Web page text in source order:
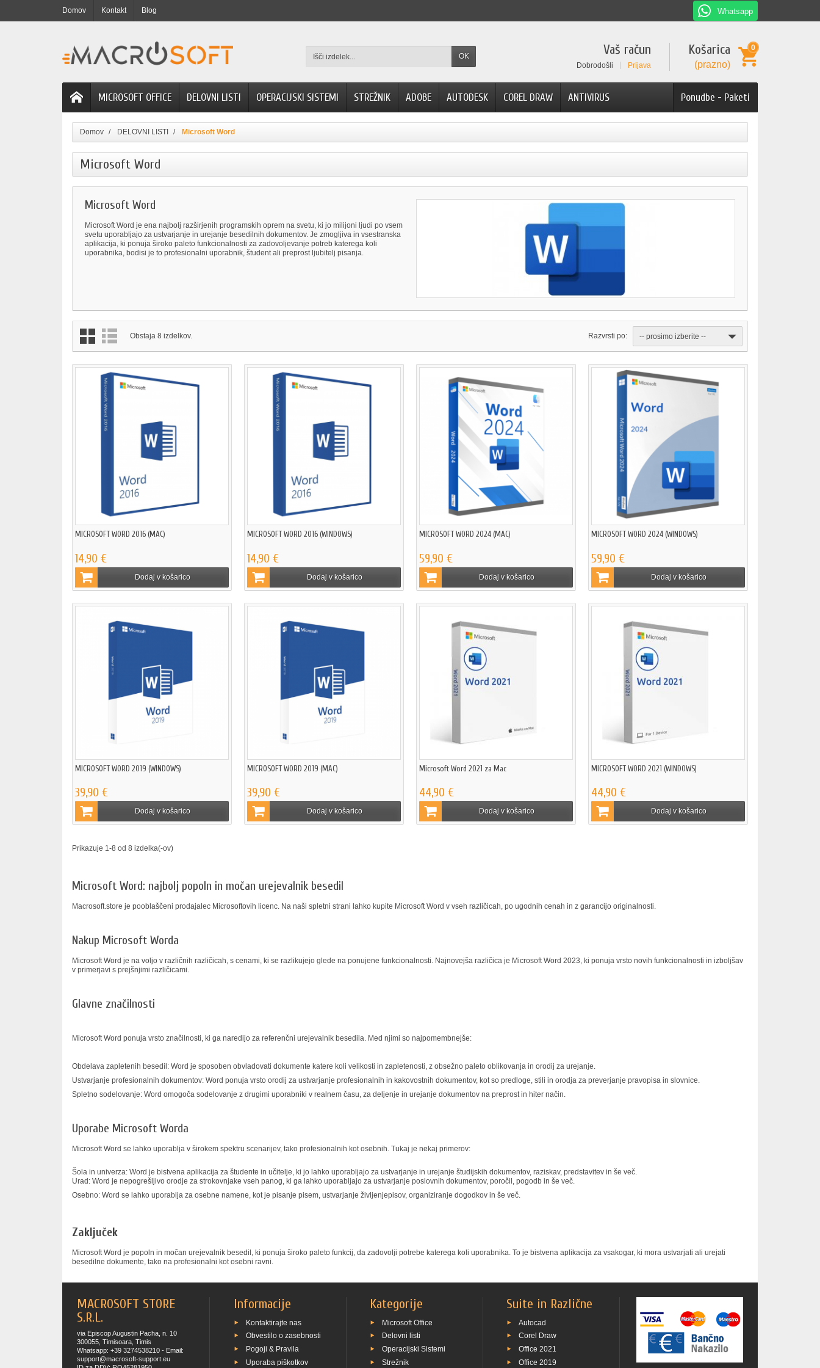
Domov Kontakt Blog Whatsapp
OK Košarica
(prazno)
0
Vaš račun
Dobrodošli Prijava
Ponudbe - Paketi
MICROSOFT OFFICE DELOVNI LISTI OPERACIJSKI SISTEMI STREŽNIK ADOBE AUTODESK COREL DRAW ANTIVIRUS
Domov DELOVNI LISTI Microsoft Word
Microsoft Word
Microsoft Word
Microsoft Word je ena najbolj razširjenih programskih oprem na svetu, ki jo milijoni ljudi po vsem
svetu uporabljajo za ustvarjanje in urejanje besedilnih dokumentov. Je zmogljiva in vsestranska
aplikacija, ki ponuja široko paleto funkcionalnosti za zadovoljevanje potreb katerega koli
uporabnika, bodisi je to profesionalni uporabnik, študent ali preprost ljubitelj pisanja.
Obstaja 8 izdelkov. Razvrsti po: -- prosimo izberite --
MICROSOFT WORD 2016 (MAC)
14,90 €
Dodaj v košarico
MICROSOFT WORD 2016 (WINDOWS)
14,90 €
Dodaj v košarico
MICROSOFT WORD 2024 (MAC)
59,90 €
Dodaj v košarico
MICROSOFT WORD 2024 (WINDOWS)
59,90 €
Dodaj v košarico
MICROSOFT WORD 2019 (WINDOWS)
39,90 €
Dodaj v košarico
MICROSOFT WORD 2019 (MAC)
39,90 €
Dodaj v košarico
Microsoft Word 2021 za Mac
44,90 €
Dodaj v košarico
MICROSOFT WORD 2021 (WINDOWS)
44,90 €
Dodaj v košarico
Prikazuje 1-8 od 8 izdelka(-ov)
Microsoft Word: najbolj popoln in močan urejevalnik besedil
Macrosoft.store je pooblaščeni prodajalec Microsoftovih licenc. Na naši spletni strani lahko kupite Microsoft Word v vseh različicah, po ugodnih cenah in z garancijo originalnosti.
Nakup Microsoft Worda
Microsoft Word je na voljo v različnih različicah, s cenami, ki se razlikujejo glede na ponujene funkcionalnosti. Najnovejša različica je Microsoft Word 2023, ki ponuja vrsto novih funkcionalnosti in izboljšav
v primerjavi s prejšnjimi različicami.
Glavne značilnosti
Microsoft Word ponuja vrsto značilnosti, ki ga naredijo za referenčni urejevalnik besedila. Med njimi so najpomembnejše:
Obdelava zapletenih besedil: Word je sposoben obvladovati dokumente katere koli velikosti in zapletenosti, z obsežno paleto oblikovanja in orodij za urejanje.
Ustvarjanje profesionalnih dokumentov: Word ponuja vrsto orodij za ustvarjanje profesionalnih in kakovostnih dokumentov, kot so predloge, stili in orodja za preverjanje pravopisa in slovnice.
Spletno sodelovanje: Word omogoča sodelovanje z drugimi uporabniki v realnem času, za deljenje in urejanje dokumentov na preprost in hiter način.
Uporabe Microsoft Worda
Microsoft Word se lahko uporablja v širokem spektru scenarijev, tako profesionalnih kot osebnih. Tukaj je nekaj primerov:
Šola in univerza: Word je bistvena aplikacija za študente in učitelje, ki jo lahko uporabljajo za ustvarjanje in urejanje študijskih dokumentov, raziskav, predstavitev in še več.
Urad: Word je nepogrešljivo orodje za strokovnjake vseh panog, ki ga lahko uporabljajo za ustvarjanje poslovnih dokumentov, poročil, pogodb in še več.
Osebno: Word se lahko uporablja za osebne namene, kot je pisanje pisem, ustvarjanje življenjepisov, organiziranje dogodkov in še več.
Zaključek
Microsoft Word je popoln in močan urejevalnik besedil, ki ponuja široko paleto funkcij, da zadovolji potrebe katerega koli uporabnika. To je bistvena aplikacija za vsakogar, ki mora ustvarjati ali urejati
besedilne dokumente, tako na profesionalni kot osebni ravni.
MACROSOFT STORE
S.R.L.
via Episcop Augustin Pacha, n. 10
300055, Timisoara, Timis
Whatsapp: +39 3274538210 - Email:
support@macrosoft-support.eu
Informacije
Kontaktirajte nas
Obvestilo o zasebnosti
Pogoji & Pravila
Uporaba piškotkov
Kategorije
Microsoft Office
Delovni listi
Operacijski Sistemi
Strežnik
Suite in Različne
Autocad
Corel Draw
Office 2021
Office 2019